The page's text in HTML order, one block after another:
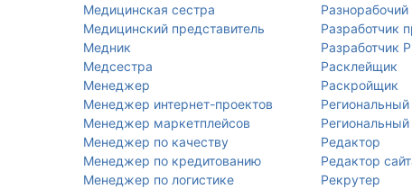
Медицинская сестра
Медицинский представитель
Медник
Медсестра
Менеджер
Менеджер интернет-проектов
Менеджер маркетплейсов
Менеджер по качеству
Менеджер по кредитованию
Менеджер по логистике
Разнорабочий
Разработчик
Разработчик
Расклейщик
Раскройщик
Редактор
Редактор
Рекрутер